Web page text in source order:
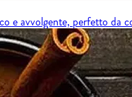
e avvolgente, perfetto da